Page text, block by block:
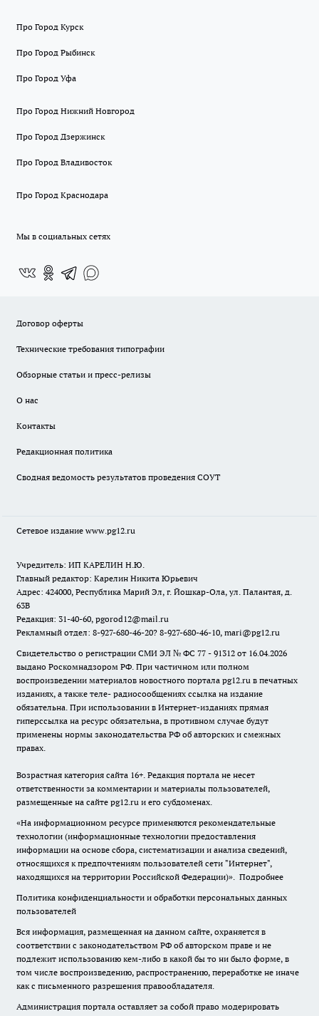
Про Город Курск
Про Город Рыбинск
Про Город Уфа
Про Город Нижний Новгород
Про Город Дзержинск
Про Город Владивосток
Про Город Краснодара
Мы в социальных сетях
Договор оферты
Технические требования типографии
Обзорные статьи и пресс-релизы
О нас
Контакты
Редакционная политика
Сводная ведомость результатов проведения СОУТ
Сетевое издание www.pg12.ru
Учредитель: ИП КАРЕЛИН Н.Ю.
Главный редактор: Карелин Никита Юрьевич
Адрес: 424000, Республика Марий Эл, г. Йошкар-Ола, ул. Палантая, д.
63В
Редакция: 31-40-60, pgorod12@mail.ru
Рекламный отдел: 8-927-680-46-20? 8-927-680-46-10, mari@pg12.ru
Свидетельство о регистрации СМИ ЭЛ № ФС 77 - 91312 от 16.04.2026
выдано Роскомнадзором РФ. При частичном или полном
воспроизведении материалов новостного портала pg12.ru в печатных
изданиях, а также теле- радиосообщениях ссылка на издание
обязательна. При использовании в Интернет-изданиях прямая
гиперссылка на ресурс обязательна, в противном случае будут
применены нормы законодательства РФ об авторских и смежных
правах.
Возрастная категория сайта 16+. Редакция портала не несет
ответственности за комментарии и материалы пользователей,
размещенные на сайте pg12.ru и его субдоменах.
«На информационном ресурсе применяются рекомендательные
технологии (информационные технологии предоставления
информации на основе сбора, систематизации и анализа сведений,
относящихся к предпочтениям пользователей сети "Интернет",
находящихся на территории Российской Федерации)». Подробнее
Политика конфиденциальности и обработки персональных данных
пользователей
Вся информация, размещенная на данном сайте, охраняется в
соответствии с законодательством РФ об авторском праве и не
подлежит использованию кем-либо в какой бы то ни было форме, в
том числе воспроизведению, распространению, переработке не иначе
как с письменного разрешения правообладателя.
Администрация портала оставляет за собой право модерировать